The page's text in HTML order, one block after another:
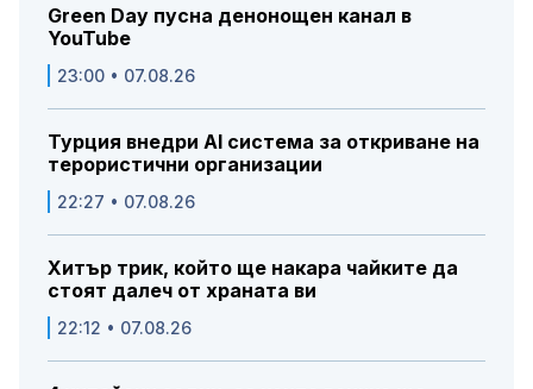
Green Day пусна денонощен канал в
YouTube
23:00 • 07.08.26
Турция внедри AI система за откриване на
терористични организации
22:27 • 07.08.26
Хитър трик, който ще накара чайките да
стоят далеч от храната ви
22:12 • 07.08.26